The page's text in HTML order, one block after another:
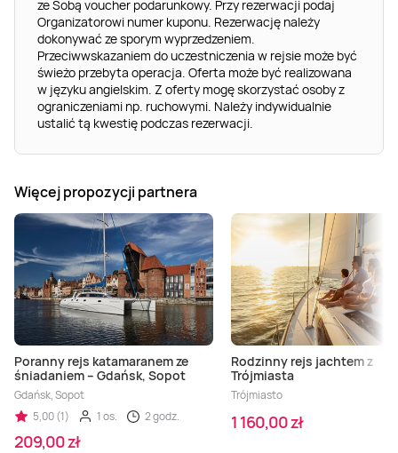
ze Sobą voucher podarunkowy. Przy rezerwacji podaj
Organizatorowi numer kuponu. Rezerwację należy
dokonywać ze sporym wyprzedzeniem.
Przeciwwskazaniem do uczestniczenia w rejsie może być
świeżo przebyta operacja. Oferta może być realizowana
w języku angielskim. Z oferty mogę skorzystać osoby z
ograniczeniami np. ruchowymi. Należy indywidualnie
ustalić tą kwestię podczas rezerwacji.
Więcej propozycji partnera
Poranny rejs katamaranem ze
śniadaniem – Gdańsk, Sopot
Gdańsk, Sopot
5,00 (1)
1 os. 2 godz.
209,00 zł
Rodzinny rejs jachtem z
Trójmiasta
Trójmiasto
1 160,00 zł